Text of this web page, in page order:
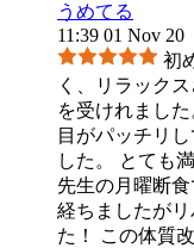
うめてる
11:39 01 Nov 20
初
く、リラック
を受けれまし
目がパッチリ
した。 とても
先生の月曜断
経ちましたが
た！ この体質